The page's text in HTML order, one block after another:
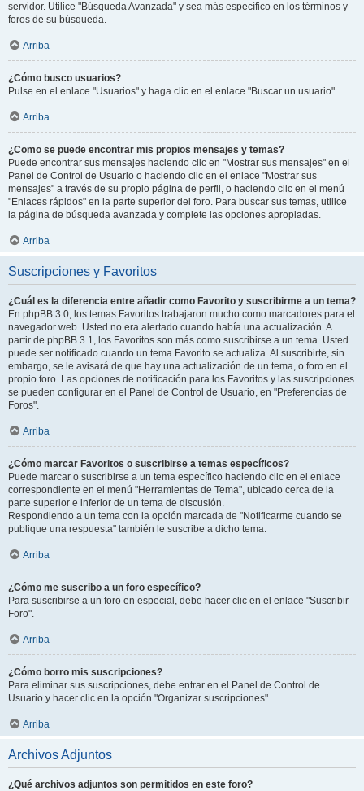
servidor. Utilice "Búsqueda Avanzada" y sea más específico en los términos y
foros de su búsqueda.
Arriba
¿Cómo busco usuarios?
Pulse en el enlace "Usuarios" y haga clic en el enlace "Buscar un usuario".
Arriba
¿Como se puede encontrar mis propios mensajes y temas?
Puede encontrar sus mensajes haciendo clic en "Mostrar sus mensajes" en el
Panel de Control de Usuario o haciendo clic en el enlace "Mostrar sus
mensajes" a través de su propio página de perfil, o haciendo clic en el menú
"Enlaces rápidos" en la parte superior del foro. Para buscar sus temas, utilice
la página de búsqueda avanzada y complete las opciones apropiadas.
Arriba
Suscripciones y Favoritos
¿Cuál es la diferencia entre añadir como Favorito y suscribirme a un tema?
En phpBB 3.0, los temas Favoritos trabajaron mucho como marcadores para el
navegador web. Usted no era alertado cuando había una actualización. A
partir de phpBB 3.1, los Favoritos son más como suscribirse a un tema. Usted
puede ser notificado cuando un tema Favorito se actualiza. Al suscribirte, sin
embargo, se le avisará de que hay una actualización de un tema, o foro en el
propio foro. Las opciones de notificación para los Favoritos y las suscripciones
se pueden configurar en el Panel de Control de Usuario, en "Preferencias de
Foros".
Arriba
¿Cómo marcar Favoritos o suscribirse a temas específicos?
Puede marcar o suscribirse a un tema específico haciendo clic en el enlace
correspondiente en el menú "Herramientas de Tema", ubicado cerca de la
parte superior e inferior de un tema de discusión.
Respondiendo a un tema con la opción marcada de "Notificarme cuando se
publique una respuesta" también le suscribe a dicho tema.
Arriba
¿Cómo me suscribo a un foro específico?
Para suscribirse a un foro en especial, debe hacer clic en el enlace "Suscribir
Foro".
Arriba
¿Cómo borro mis suscripciones?
Para eliminar sus suscripciones, debe entrar en el Panel de Control de
Usuario y hacer clic en la opción "Organizar suscripciones".
Arriba
Archivos Adjuntos
¿Qué archivos adjuntos son permitidos en este foro?